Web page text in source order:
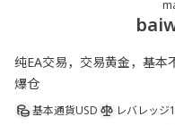
纯EA交易，交易黄金，基本
爆仓
基本通貨USD レバレッジ